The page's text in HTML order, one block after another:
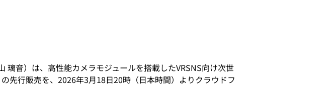
音）は、高性能カメラモジュールを搭載したVRSNS向け次世
先行販売を、2026年3月18日20時（日本時間）よりクラウドフ